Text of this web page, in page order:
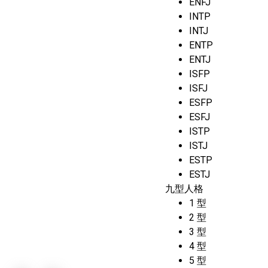
INTP
INTJ
ENTP
ENTJ
ISFP
ISFJ
ESFP
ESFJ
ISTP
ISTJ
ESTP
ESTJ
九型人格
1 型
2 型
3 型
4 型
5 型